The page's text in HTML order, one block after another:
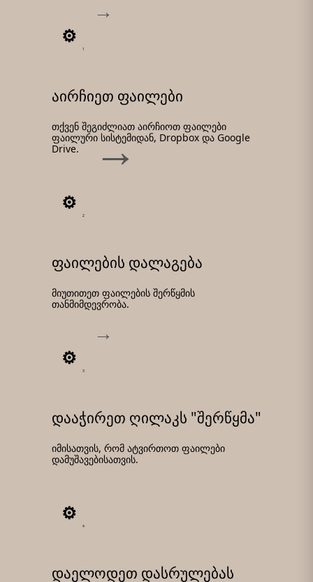
1
აირჩიეთ ფაილები
თქვენ შეგიძლიათ აირჩიოთ ფაილები
ფაილური სისტემიდან, Dropbox და Google
Drive.
2
ფაილების დალაგება
მიუთითეთ ფაილების შერწყმის
თანმიმდევრობა.
3
დააჭირეთ ღილაკს "შერწყმა"
იმისათვის, რომ ატვირთოთ ფაილები
დამუშავებისათვის.
4
დაელოდეთ დასრულებას